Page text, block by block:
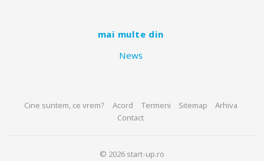
mai multe din
News
Cine suntem, ce vrem? Acord Termeni Sitemap
Arhiva
Contact
© 2026 start-up.ro